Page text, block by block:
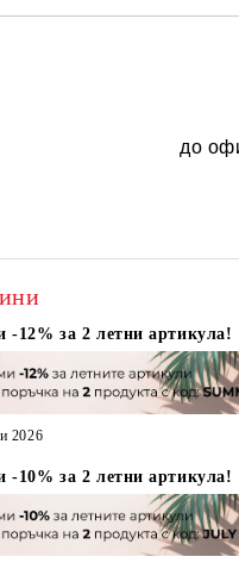
до
-12% за 2 летни артикула!
2026
-10% за 2 летни артикула!